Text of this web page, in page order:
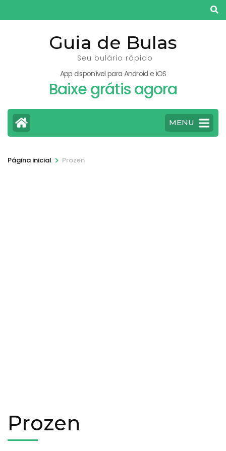
para
Guia de Bulas
Seu bulário rápido
App disponível para Android e iOS
Baixe grátis agora
MENU
Página inicial > Prozen
Prozen